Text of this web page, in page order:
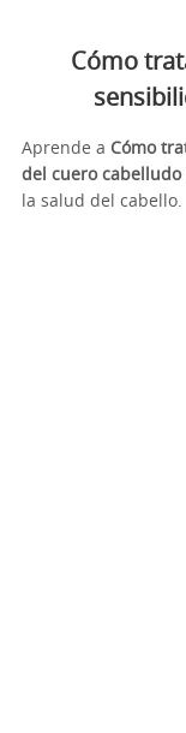
Cómo
Aprende a Cómo
del cuero cabelludo
la salud del cabello.